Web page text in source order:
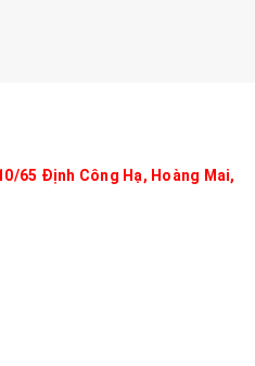
65 Định Công Hạ, Hoàng Mai,